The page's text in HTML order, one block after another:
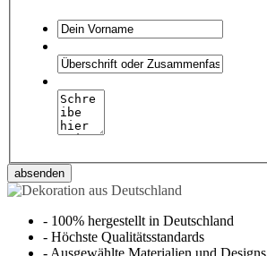
absenden
- 100% hergestellt in Deutschland
- Höchste Qualitätsstandards
- Ausgewählte Materialien und Designs